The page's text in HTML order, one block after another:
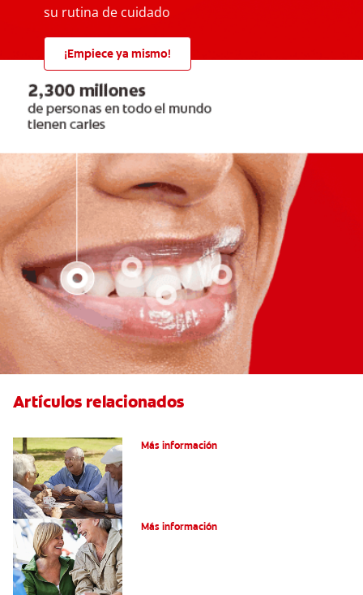
su rutina de cuidado
¡Empiece ya mismo!
Artículos relacionados
Más información
Más información